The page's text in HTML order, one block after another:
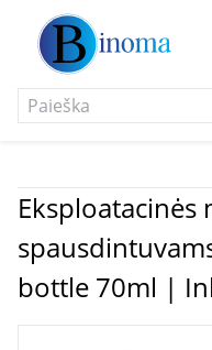
Eksploatacinės
spausdintuvams | Epson
bottle 70ml |